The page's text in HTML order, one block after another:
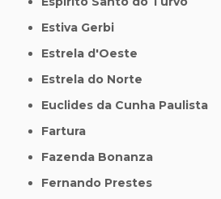
Estiva Gerbi
Estrela d'Oeste
Estrela do Norte
Euclides da Cunha Paulista
Fartura
Fazenda Bonanza
Fernando Prestes